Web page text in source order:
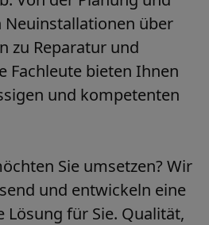
über
zu Reparatur und
Fachleute bieten Ihnen
und kompetenten
Sie umsetzen? Wir
und entwickeln eine
für Sie. Qualität,